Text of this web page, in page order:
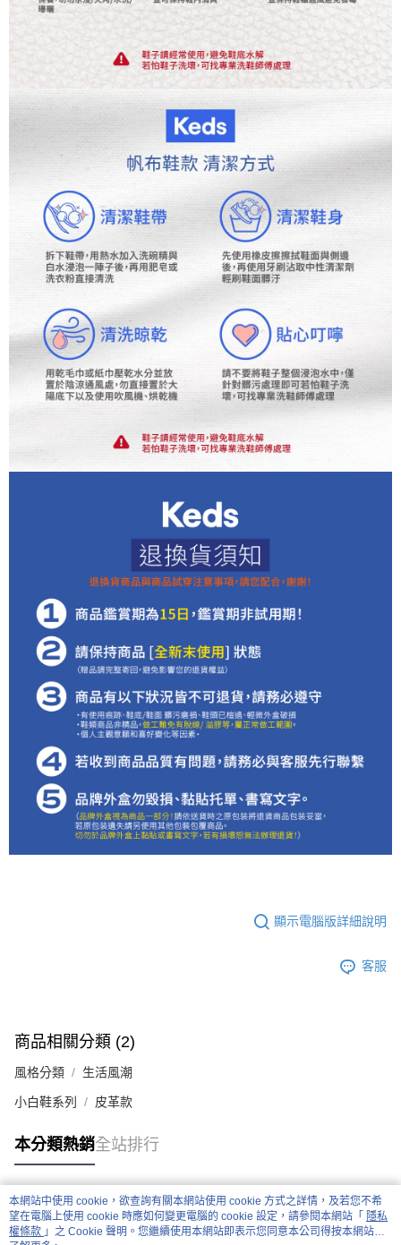
顯示電腦版詳細說明
客服
商品相關分類 (2)
風格分類 生活風潮
小白鞋系列 皮革款
本分類熱銷全站排行
熱門標籤
本網站中使用 cookie，欲查詢有關本網站使用 cookie 方式之詳情，及若您不希
望在電腦上使用 cookie 時應如何變更電腦的 cookie 設定，請參閱本網站「 隱私
權條款 」之 Cookie 聲明。您繼續使用本網站即表示您同意本公司得按本網站使